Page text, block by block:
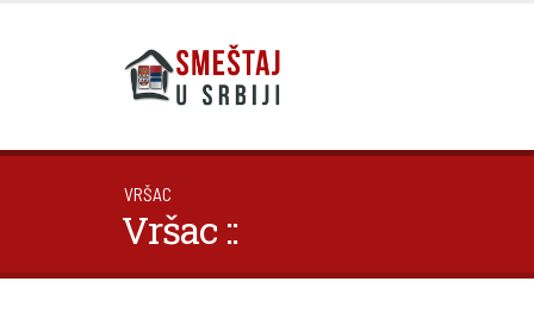
VRŠAC
Vršac ::